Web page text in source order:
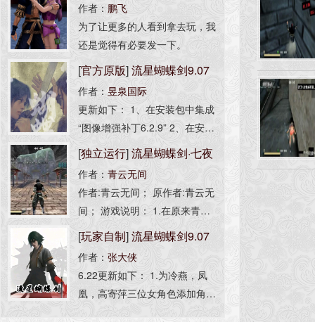
AI版
作者： 鹏飞
为了让更多的人看到拿去玩，我
还是觉得有必要发一下。
[官方原版]流星蝴蝶剑9.07
完整版
作者： 昱泉国际
更新如下： 1、在安装包中集成
“图像增强补丁6.2.9” 2、在安装
包中集成“人物全开选项” 3、解
决不能选择单机任务和局域网的
问题 4、集成简体中文、繁体中
文安装 安装程序非昱泉国际制
作，为流星资源网打包，无任何
修改。 此版本等同于：1.00.3完
整版 + 1.07.16升级补丁 + 9.07.
16升级补丁。
[独立运行]流星蝴蝶剑·七夜
听雪(光影增强版)
作者： 青云无间
作者:青云无间； 原作者:青云无
间； 游戏说明： 1.在原来青云
无间大佬的版本基础上添加了图
像补丁、AS脚本引擎以及光
影； 2.若游戏内掉帧卡顿可按[F
4]关闭光影； -------------------
[玩家自制]流星蝴蝶剑9.07
高清无损版
作者： 张大侠
6.22更新如下： 1.为冷燕，凤
凰，高寄萍三位女角色添加角色
语音，包括招式，挑衅，死亡。